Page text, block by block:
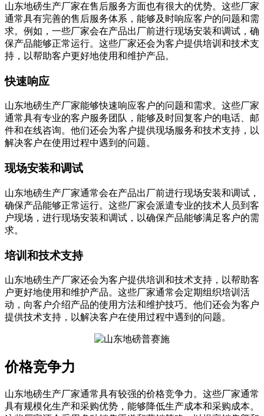
山东地磅生产厂家在售后服务方面也有很大的优势。这些厂家
通常具有完善的售后服务体系，能够及时响应客户的问题和需
求。例如，一些厂家会在产品出厂前进行现场安装和调试，确
保产品能够正常运行。这些厂家还会为客户提供培训和技术支
持，以帮助客户更好地使用和维护产品。
快速响应
山东地磅生产厂家能够快速响应客户的问题和需求。这些厂家
通常具有专业的客户服务团队，能够及时回复客户的电话、邮
件和在线咨询。他们还会为客户提供现场服务和技术支持，以
解决客户在使用过程中遇到的问题。
现场安装和调试
山东地磅生产厂家通常会在产品出厂前进行现场安装和调试，
确保产品能够正常运行。这些厂家会派遣专业的技术人员到客
户现场，进行现场安装和调试，以确保产品能够满足客户的需
求。
培训和技术支持
山东地磅生产厂家还会为客户提供培训和技术支持，以帮助客
户更好地使用和维护产品。这些厂家通常会定期组织培训活
动，向客户介绍产品的使用方法和维护技巧。他们还会为客户
提供技术支持，以解决客户在使用过程中遇到的问题。
价格竞争力
山东地磅生产厂家通常具有较强的价格竞争力。这些厂家通常
具有规模化生产和采购优势，能够降低生产成本和采购成本。